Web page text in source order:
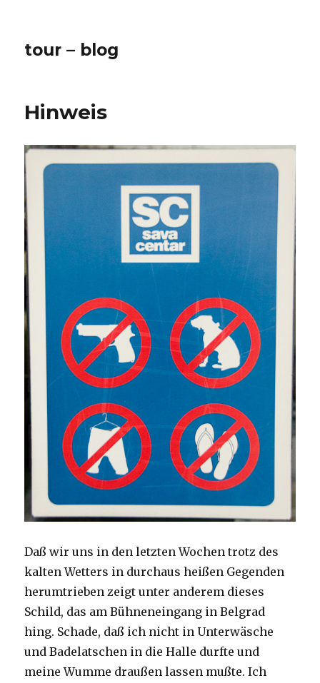
tour – blog
Hinweis
Daß wir uns in den letzten Wochen trotz des
kalten Wetters in durchaus heißen Gegenden
herumtrieben zeigt unter anderem dieses
Schild, das am Bühneneingang in Belgrad
hing. Schade, daß ich nicht in Unterwäsche
und Badelatschen in die Halle durfte und
meine Wumme draußen lassen mußte. Ich